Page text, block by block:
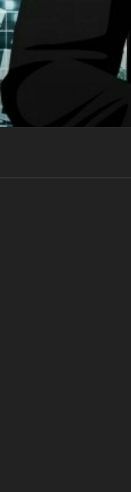
Aller
au
contenu
principal